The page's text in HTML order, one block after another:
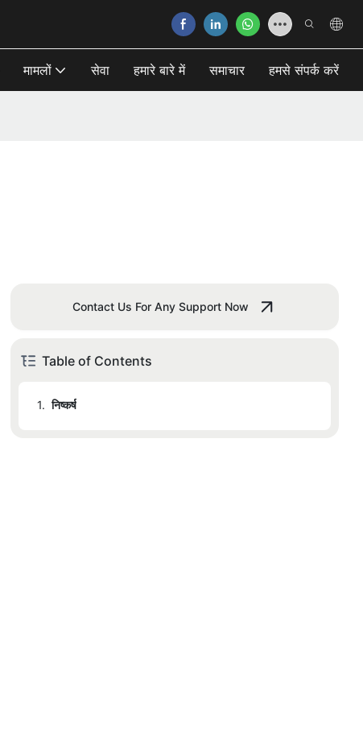
मामलों सेवा हमारे बारे में समाचार हमसे संपर्क करें
Contact Us For Any Support Now
Table of Contents
1. निष्कर्ष